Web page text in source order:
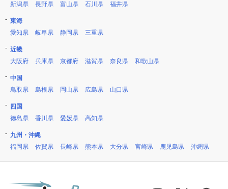
新潟県
長野県 富山県 石川県 福井県
東海
愛知県
岐阜県 静岡県 三重県
近畿
大阪府
兵庫県 京都府 滋賀県 奈良県 和歌山県
中国
鳥取県
島根県 岡山県 広島県 山口県
四国
徳島県
香川県 愛媛県 高知県
九州・沖縄
福岡県
佐賀県 長崎県 熊本県 大分県 宮崎県 鹿児島県 沖縄県